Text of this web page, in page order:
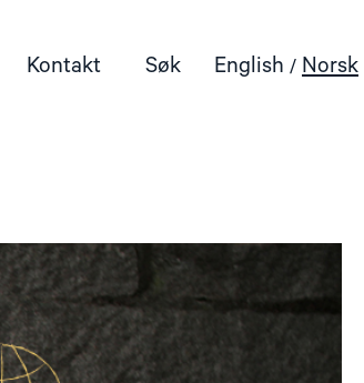
Kontakt Søk English Norsk